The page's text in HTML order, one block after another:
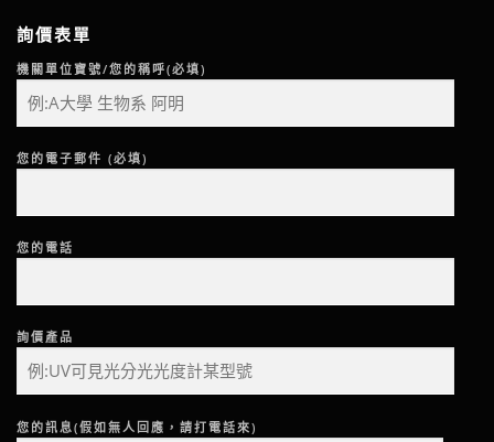
詢價表單
機關單位寶號/您的稱呼(必填)
您的電子郵件 (必填)
您的電話
詢價產品
您的訊息(假如無人回應，請打電話來)